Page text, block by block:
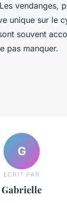
vendanges,
unique sur le
souvent
pas manquer.
G
ECRIT PAR
Gabrielle